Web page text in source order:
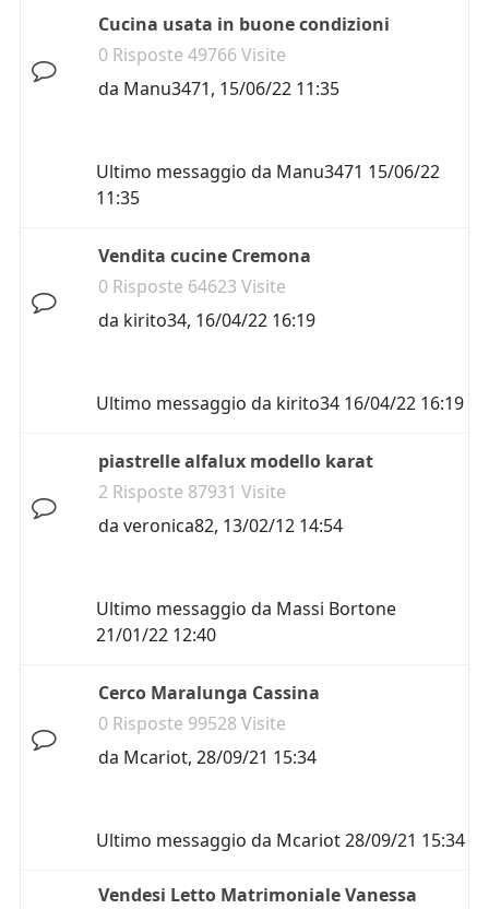
Cucina usata in buone condizioni
0 Risposte 49766 Visite
da Manu3471, 15/06/22 11:35
Ultimo messaggio da Manu3471 15/06/22
11:35
Vendita cucine Cremona
0 Risposte 64623 Visite
da kirito34, 16/04/22 16:19
Ultimo messaggio da kirito34 16/04/22 16:19
piastrelle alfalux modello karat
2 Risposte 87931 Visite
da veronica82, 13/02/12 14:54
Ultimo messaggio da Massi Bortone
21/01/22 12:40
Cerco Maralunga Cassina
0 Risposte 99528 Visite
da Mcariot, 28/09/21 15:34
Ultimo messaggio da Mcariot28/09/21 15:34
Vendesi Letto Matrimoniale Vanessa